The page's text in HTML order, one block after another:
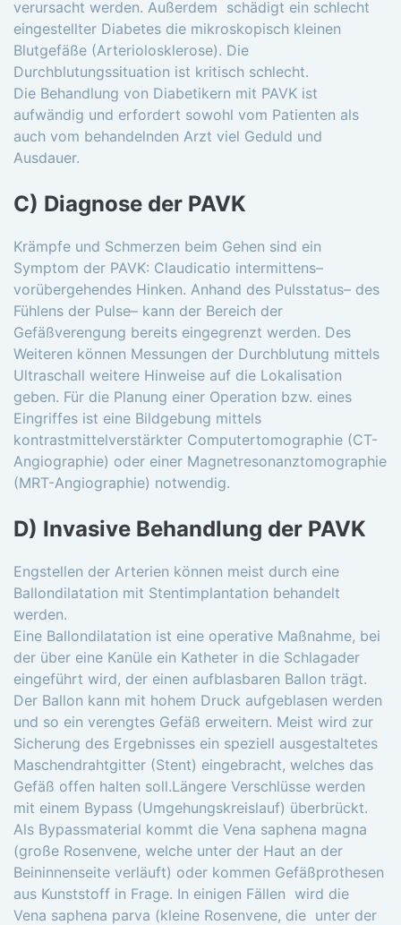
verursacht werden. Außerdem schädigt ein schlecht
eingestellter Diabetes die mikroskopisch kleinen
Blutgefäße (Arteriolosklerose). Die
Durchblutungssituation ist kritisch schlecht.
Die Behandlung von Diabetikern mit PAVK ist
aufwändig und erfordert sowohl vom Patienten als
auch vom behandelnden Arzt viel Geduld und
Ausdauer.
C) Diagnose der PAVK
Krämpfe und Schmerzen beim Gehen sind ein
Symptom der PAVK: Claudicatio intermittens–
vorübergehendes Hinken. Anhand des Pulsstatus– des
Fühlens der Pulse– kann der Bereich der
Gefäßverengung bereits eingegrenzt werden. Des
Weiteren können Messungen der Durchblutung mittels
Ultraschall weitere Hinweise auf die Lokalisation
geben. Für die Planung einer Operation bzw. eines
Eingriffes ist eine Bildgebung mittels
kontrastmittelverstärkter Computertomographie (CT-
Angiographie) oder einer Magnetresonanztomographie
(MRT-Angiographie) notwendig.
D) Invasive Behandlung der PAVK
Engstellen der Arterien können meist durch eine
Ballondilatation mit Stentimplantation behandelt
werden.
Eine Ballondilatation ist eine operative Maßnahme, bei
der über eine Kanüle ein Katheter in die Schlagader
eingeführt wird, der einen aufblasbaren Ballon trägt.
Der Ballon kann mit hohem Druck aufgeblasen werden
und so ein verengtes Gefäß erweitern. Meist wird zur
Sicherung des Ergebnisses ein speziell ausgestaltetes
Maschendrahtgitter (Stent) eingebracht, welches das
Gefäß offen halten soll.Längere Verschlüsse werden
mit einem Bypass (Umgehungskreislauf) überbrückt.
Als Bypassmaterial kommt die Vena saphena magna
(große Rosenvene, welche unter der Haut an der
Beininnenseite verläuft) oder kommen Gefäßprothesen
aus Kunststoff in Frage. In einigen Fällen wird die
Vena saphena parva (kleine Rosenvene, die unter der